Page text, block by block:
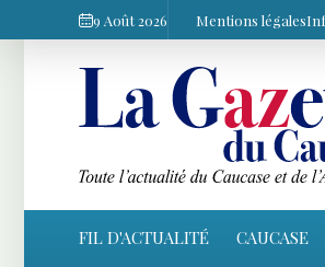
9 Août 2026 Mentions légales
FIL D'ACTUALITÉ CAUCASE